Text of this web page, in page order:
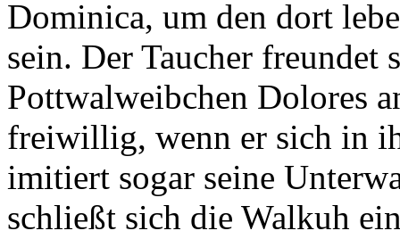
Dominica, um den dort
sein. Der Taucher
Pottwalweibchen Dolores
freiwillig, wenn er sich in
imitiert sogar seine
schließt sich die Walkuh